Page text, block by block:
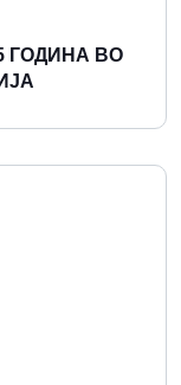
ГОДИНА ВО